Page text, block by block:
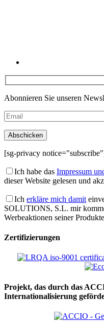
Abonnieren Sie unseren
[sg-privacy
Ich habe das Impressum
dieser Website gelesen und
Ich erkläre mich damit
SOLUTIONS, S.L. mir
Werbeaktionen seiner
Zertifizierungen
Projekt, das durch das
Internationalisierung